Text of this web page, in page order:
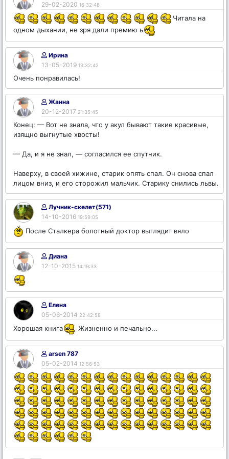
29-02-2020 16:32:48
Читала на
одном дыхании, не зря дали премию ь
Ирина
13-05-2019 13:32:42
Очень понравилась!
Жанна
20-12-2017 21:35:45
Конец: — Вот не знала, что у акул бывают такие красивые,
изящно выгнутые хвосты!
— Да, и я не знал, — согласился ее спутник.
Наверху, в своей хижине, старик опять спал. Он снова спал
лицом вниз, и его сторожил мальчик. Старику снились львы.
Лучник-скелет(571)
14-10-2016 19:59:05
После Сталкера болотный доктор выглядит вяло
Диана
12-10-2015 14:19:33
Елена
05-06-2014 22:42:58
Хорошая книга Жизненно и печально...
arsen 787
05-02-2014 12:56:53